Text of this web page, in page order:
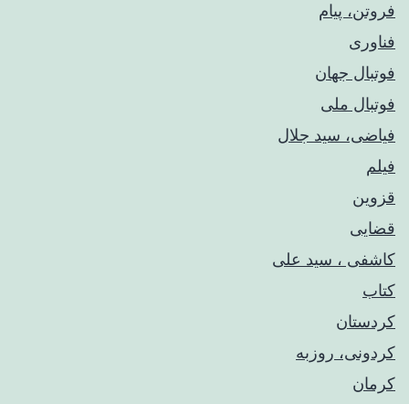
فروتن، پیام
فناوری
فوتبال جهان
فوتبال ملی
فیاضی، سید جلال
فیلم
قزوین
قضایی
کاشفی ، سید علی
کتاب
کردستان
کردونی، روزبه
کرمان